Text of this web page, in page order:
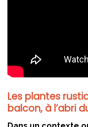
Les plantes
balcon, à l’abri